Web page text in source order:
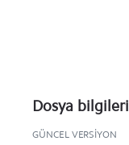
Dosya bilgileri
GÜNCEL VERSIYON